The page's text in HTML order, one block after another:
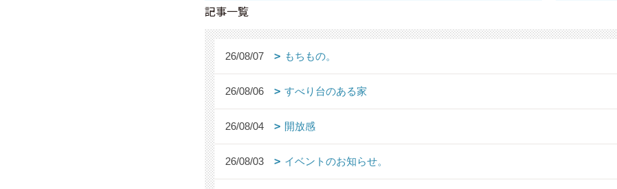
記事一覧
26/08/07 もちもの。
26/08/06 すべり台のある家
26/08/04 開放感
26/08/03 イベントのお知らせ。